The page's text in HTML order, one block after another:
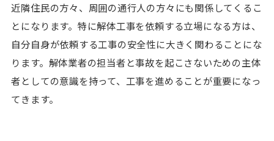
近隣住民の方々、周囲の通行人の方々にも関係してくるこ
とになります。特に解体工事を依頼する立場になる方は、
自分自身が依頼する工事の安全性に大きく関わることにな
ります。解体業者の担当者と事故を起こさないための主体
者としての意識を持って、工事を進めることが重要になっ
てきます。